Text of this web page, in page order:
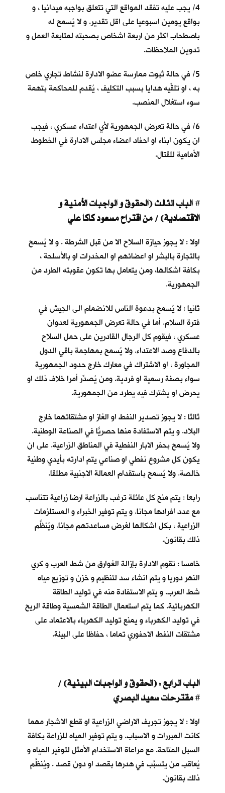
4/ يجب عليه تفقد المواقع التي تتعلق بواجبه ميدانيا ، و
بواقع يومين اسبوعيا على اقل تقدير. و لا يُسمح له
باصطحاب اكثر من اربعة اشخاص بصحبته لمتابعة العمل و
تدوين الملاحظات.
5/ في حالة ثبوت ممارسة عضو الادارة لنشاط تجاري خاص
به ، او تلقِّيه هدايا بسبب التكليف ، يُقدم للمحاكمة بتهمة
سوء استغلال المنصب.
6/ في حالة تعرض الجمهورية لأي اعتداء عسكري ، فيجب
ان يكون ابناء او احفاد اعضاء مجلس الادارة في الخطوط
الأمامية للقتال.
# الباب الثالث (الحقوق و الواجبات الأمنية و
الاقتصادية) / من اقتراح مسعود كاكا علي
اولا : لا يجوز حيازة السلاح الا من قبل الشرطة . و لا يُسمح
بالتجارة بالبشر او اعضائهم او المخدرات او بالأسلحة ،
بكافة اشكالها، ومن يتعامل بها تكون عقوبته الطرد من
الجمهورية.
ثانيا : لا يُسمح بدعوة الناس للانضمام الى الجيش في
فترة السلام. أما في حالة تعرض الجمهورية لعدوان
عسكري ، فيقوم كل الرجال القادرين على حمل السلاح
بالدفاع وصد الاعتداء. ولا يُسمح بمهاجمة باقي الدول
المجاورة ، او الاشتراك في معارك خارج حدود الجمهورية
سواء بصفة رسمية او فردية. ومن يُصدِّر أمرا خلاف ذلك او
يحرض او يشترك فيه يطرد من الجمهورية.
ثالثا : لا يجوز تصدير النفط او الغاز او مشتقاتهما خارج
البلاد. و يتم الاستفادة منها حصريّاً في الصناعة الوطنية.
ولا يُسمح بحفر الابار النفطية في المناطق الزراعية. على ان
يكون كل مشروع نفطي او صناعي يتم ادارته بأيدي وطنية
خالصة. ولا يُسمح باستقدام العمالة الاجنبية مطلقا.
رابعا : يتم منح كل عائلة ترغب بالزراعة ارضا زراعية تتناسب
مع عدد افرادها مجانا. و يتم توفير الخبراء و المستلزمات
الزراعية ، بكل اشكالها لغرض مساعدتهم مجانا. ويُنظَّم
ذلك بقانون.
خامسا : تقوم الادارة بإزالة الغوارق من شط العرب و كري
النهر دوريا و يتم انشاء سد لتنظيم و خزن و توزيع مياه
شط العرب. و يتم الاستفادة منه في توليد الطاقة
الكهربائية. كما يتم استعمال الطاقة الشمسية وطاقة الريح
في توليد الكهرباء و يمنع توليد الكهرباء بالاعتماد على
مشتقات النفط الاحفوري تماما ، حفاظا على البيئة.
الباب الرابع : (الحقوق و الواجبات البيئية) /
#
اولا : لا يجوز تجريف الاراضي الزراعية او قطع الاشجار مهما
كانت المبررات و الاسباب. و يتم توفير المياه للزراعة بكافة
السبل المتاحة. مع مراعاة الاستخدام الأمثل لتوفير المياه و
يُعاقب من يتسبَّب في هدرها بقصد او دون قصد . ويُنظَّم
ذلك بقانون.